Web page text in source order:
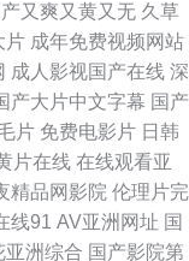
在线观看 日韩黄页网站
豆MD93TV 日韩精品大
精品 91n免费处女 av米
媒一区 超碰国产99 美
又爽又黄又无 久草
片 成年免费视频网站
成人影视国产在线 深
产大片中文字幕 国产
片 免费电影片 日韩
片在线 在线观看亚
精品网影院 伦理片完
线91 AV亚洲网址 国
亚洲综合 国产影院第